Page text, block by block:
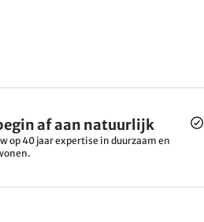
af aan natuurlijk
op 40 jaar expertise in duurzaam en